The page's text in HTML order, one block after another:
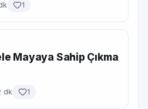
1
Mayaya Sahip Çıkma
dk 1